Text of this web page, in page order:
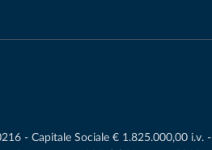
- Capitale Sociale € 1.825.000,00 i.v. -